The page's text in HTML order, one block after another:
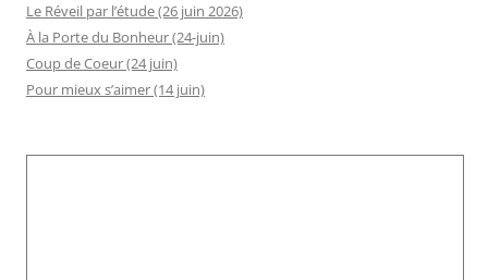
Le Réveil par l’étude (26 juin 2026)
À la Porte du Bonheur (24-juin)
Coup de Coeur (24 juin)
Pour mieux s’aimer (14 juin)